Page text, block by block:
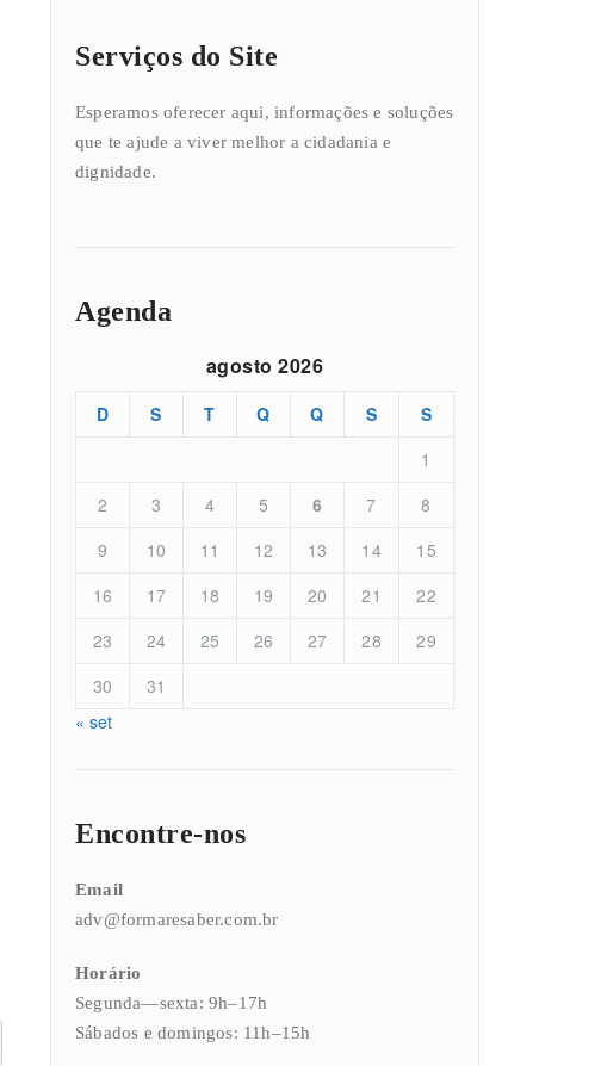
Serviços do Site
Esperamos oferecer aqui, informações e soluções
que te ajude a viver melhor a cidadania e
dignidade.
Agenda
agosto 2026
D S T Q Q S
S
1
2
3 4 5 6 7
8
9
10 11 12 13 14
15
16
17 18 19 20 21
22
23
24 25 26 27 28
29
30
31
« set
Encontre-nos
Email
adv@formaresaber.com.br
Horário
Segunda—sexta: 9h–17h
Sábados e domingos: 11h–15h